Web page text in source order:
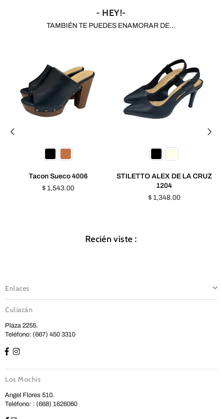
- HEY!-
TAMBIÉN TE PUEDES ENAMORAR DE...
Tacon Sueco 4006
Precio
$ 1,543.00
STILETTO ALEX DE LA CRUZ
1204
Precio
$ 1,348.00
Recién viste :
Enlaces
Culiacán
Plaza 2255.
Teléfono: (667) 450 3310
Los Mochis
Angel Flores 510.
Teléfono: : (668) 1626060